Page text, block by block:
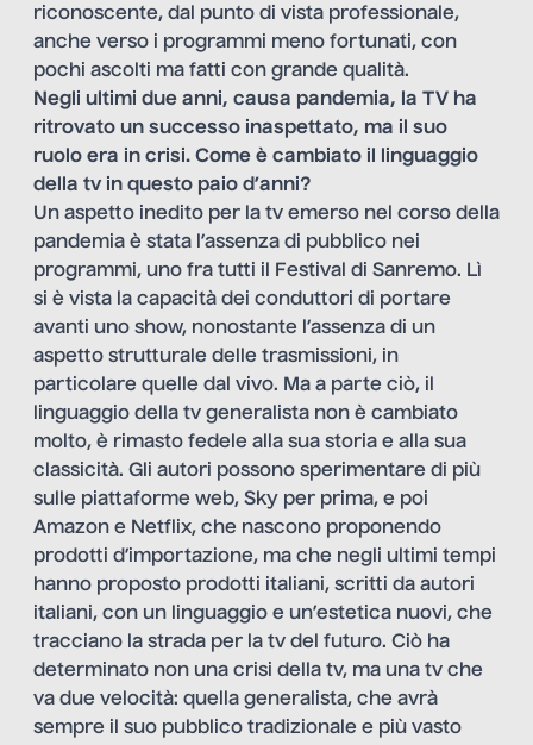
riconoscente, dal punto di vista professionale,
anche verso i programmi meno fortunati, con
pochi ascolti ma fatti con grande qualità.
Negli ultimi due anni, causa pandemia, la TV ha
ritrovato un successo inaspettato, ma il suo
ruolo era in crisi. Come è cambiato il linguaggio
della tv in questo paio d’anni?
Un aspetto inedito per la tv emerso nel corso della
pandemia è stata l’assenza di pubblico nei
programmi, uno fra tutti il Festival di Sanremo. Lì
si è vista la capacità dei conduttori di portare
avanti uno show, nonostante l’assenza di un
aspetto strutturale delle trasmissioni, in
particolare quelle dal vivo. Ma a parte ciò, il
linguaggio della tv generalista non è cambiato
molto, è rimasto fedele alla sua storia e alla sua
classicità. Gli autori possono sperimentare di più
sulle piattaforme web, Sky per prima, e poi
Amazon e Netflix, che nascono proponendo
prodotti d’importazione, ma che negli ultimi tempi
hanno proposto prodotti italiani, scritti da autori
italiani, con un linguaggio e un’estetica nuovi, che
tracciano la strada per la tv del futuro. Ciò ha
determinato non una crisi della tv, ma una tv che
va due velocità: quella generalista, che avrà
sempre il suo pubblico tradizionale e più vasto